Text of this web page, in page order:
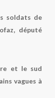
soldats de
député
et le sud
vagues à